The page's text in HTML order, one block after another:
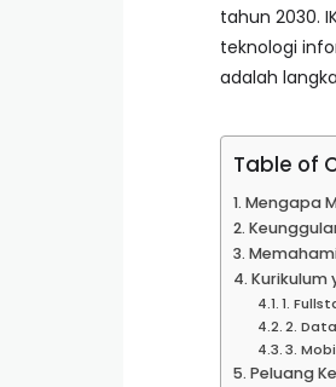
tahun 2030.
teknologi
adalah
Table of
Mengapa
Kurikulum
1.
2.
3.
Peluang